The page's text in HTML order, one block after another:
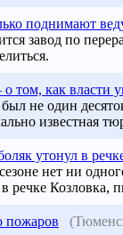
поднимают
завод по
как власти
не один
известная
утонул в
нет ни
речке Козловка,
пожаров